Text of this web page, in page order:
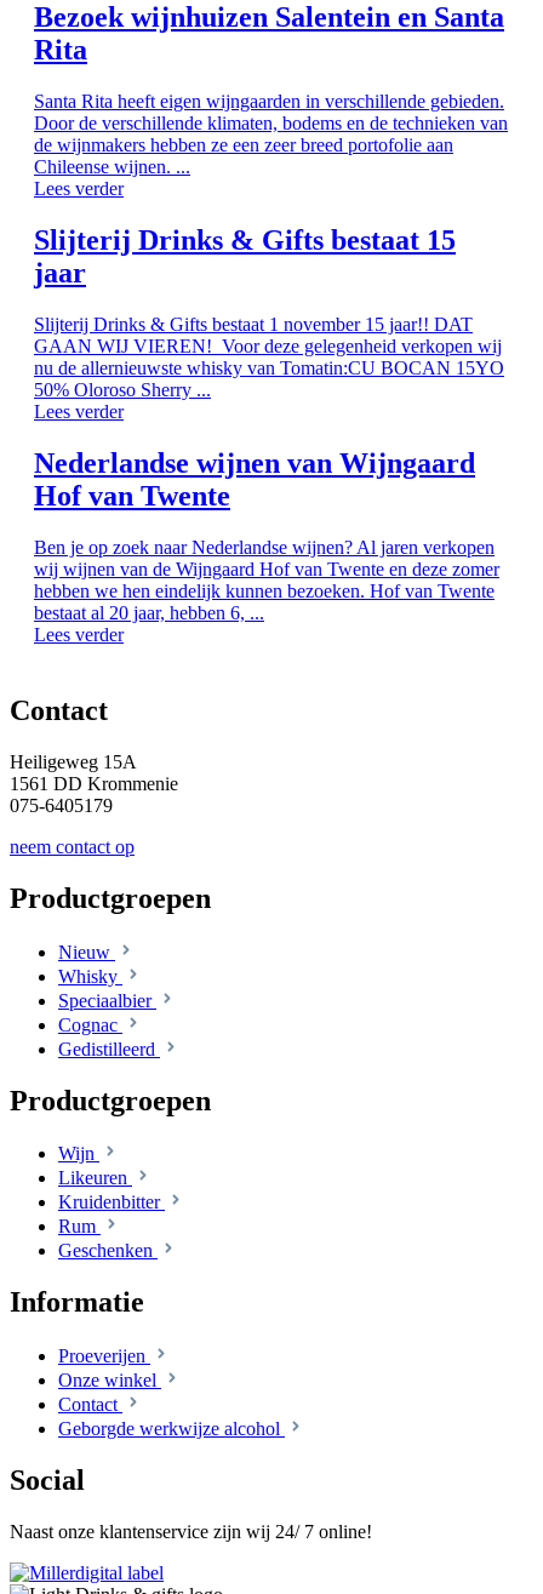
Bezoek wijnhuizen Salentein en Santa
Rita
Santa Rita heeft eigen wijngaarden in verschillende gebieden.
Door de verschillende klimaten, bodems en de technieken van
de wijnmakers hebben ze een zeer breed portofolie aan
Chileense wijnen. ...
Lees verder
Slijterij Drinks & Gifts bestaat 15
jaar
Slijterij Drinks & Gifts bestaat 1 november 15 jaar!! DAT
GAAN WIJ VIEREN! Voor deze gelegenheid verkopen wij
nu de allernieuwste whisky van Tomatin:CU BOCAN 15YO
50% Oloroso Sherry ...
Lees verder
Nederlandse wijnen van Wijngaard
Hof van Twente
Ben je op zoek naar Nederlandse wijnen? Al jaren verkopen
wij wijnen van de Wijngaard Hof van Twente en deze zomer
hebben we hen eindelijk kunnen bezoeken. Hof van Twente
bestaat al 20 jaar, hebben 6, ...
Lees verder
Contact
Heiligeweg 15A
1561 DD Krommenie
075-6405179
neem contact op
Productgroepen
Nieuw
Whisky
Speciaalbier
Cognac
Gedistilleerd
Productgroepen
Wijn
Likeuren
Kruidenbitter
Rum
Geschenken
Informatie
Proeverijen
Onze winkel
Contact
Geborgde werkwijze alcohol
Social
Naast onze klantenservice zijn wij 24/ 7 online!